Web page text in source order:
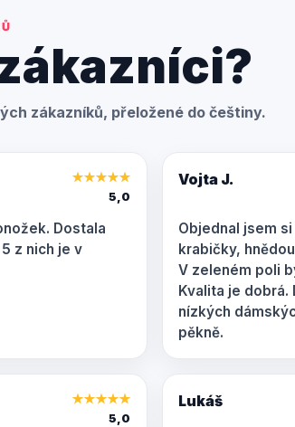
zákazníků, přeložené do češtiny.
★★★★★
5,0
Dostala
z nich je v
Vojta J.
Objednal jsem
krabičky,
V zeleném poli
Kvalita je dobrá.
nízkých
pěkně.
★★★★★
5,0
Lukáš